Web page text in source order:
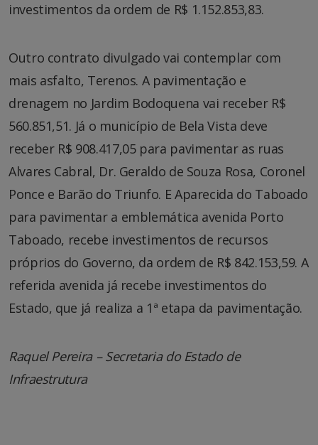
investimentos da ordem de R$ 1.152.853,83.
Outro contrato divulgado vai contemplar com
mais asfalto, Terenos. A pavimentação e
drenagem no Jardim Bodoquena vai receber R$
560.851,51. Já o município de Bela Vista deve
receber R$ 908.417,05 para pavimentar as ruas
Alvares Cabral, Dr. Geraldo de Souza Rosa, Coronel
Ponce e Barão do Triunfo. E Aparecida do Taboado
para pavimentar a emblemática avenida Porto
Taboado, recebe investimentos de recursos
próprios do Governo, da ordem de R$ 842.153,59. A
referida avenida já recebe investimentos do
Estado, que já realiza a 1ª etapa da pavimentação.
Raquel Pereira – Secretaria do Estado de
Infraestrutura